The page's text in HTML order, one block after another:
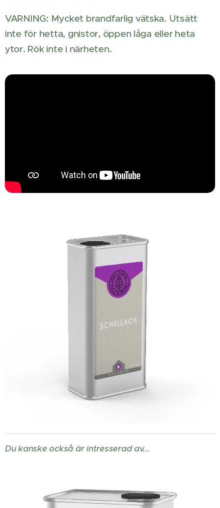
VARNING: Mycket brandfarlig vätska. Utsätt
inte för hetta, gnistor, öppen låga eller heta
ytor. Rök inte i närheten.
Du kanske också är intresserad av...